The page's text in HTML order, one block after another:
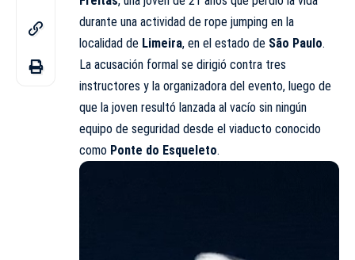
durante una actividad de rope jumping en la
localidad de Limeira, en el estado de São Paulo.
La acusación formal se dirigió contra tres
instructores y la organizadora del evento, luego de
que la joven resultó lanzada al vacío sin ningún
equipo de seguridad desde el viaducto conocido
como Ponte do Esqueleto.